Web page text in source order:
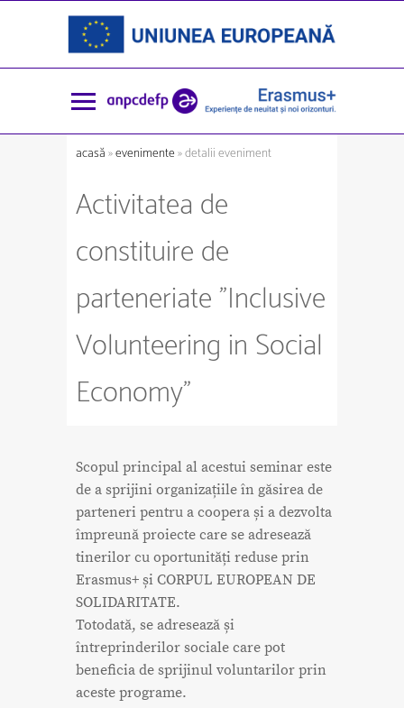
acasă»evenimente» detalii eveniment
Activitatea de
constituire de
parteneriate "Inclusive
Volunteering in Social
Economy"
Scopul principal al acestui seminar este
de a sprijini organizațiile în găsirea de
parteneri pentru a coopera și a dezvolta
împreună proiecte care se adresează
tinerilor cu oportunități reduse prin
Erasmus+ și CORPUL EUROPEAN DE
SOLIDARITATE.
Totodată, se adresează și
întreprinderilor sociale care pot
beneficia de sprijinul voluntarilor prin
aceste programe.